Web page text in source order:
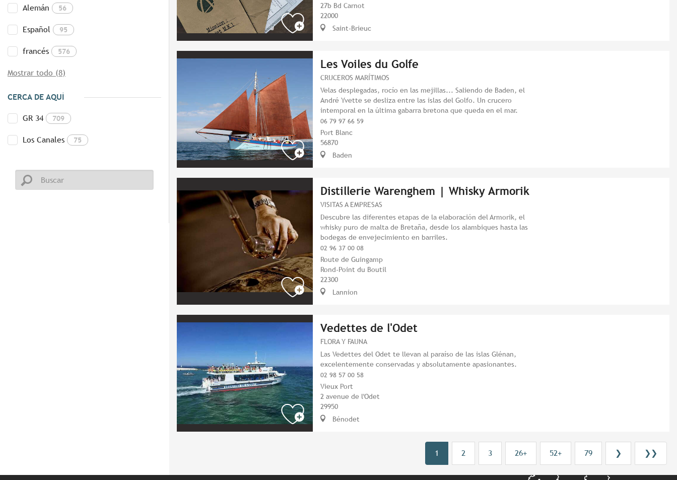
Alemán 56
Español 95
francés 576
Mostrar todo (8)
CERCA DE AQUÍ
GR 34 709
Los Canales 75
27b Bd Carnot
22000
Saint-Brieuc
Les Voiles du Golfe
CRUCEROS MARÍTIMOS
Velas desplegadas, rocío en las mejillas... Saliendo de Baden, el
André Yvette se desliza entre las islas del Golfo. Un crucero
intemporal en la última gabarra bretona que queda en el mar.
06 79 97 66 59
Port Blanc
56870
Baden
Distillerie Warenghem | Whisky Armorik
VISITAS A EMPRESAS
Descubre las diferentes etapas de la elaboración del Armorik, el
whisky puro de malta de Bretaña, desde los alambiques hasta las
bodegas de envejecimiento en barriles.
02 96 37 00 08
Route de Guingamp
Rond-Point du Boutil
22300
Lannion
Vedettes de l'Odet
FLORA Y FAUNA
Las Vedettes del Odet te llevan al paraíso de las islas Glénan,
excelentemente conservadas y absolutamente apasionantes.
02 98 57 00 58
Vieux Port
2 avenue de l'Odet
29950
Bénodet
1 2 3 26+ 52+ 79 ❯ ❯❯